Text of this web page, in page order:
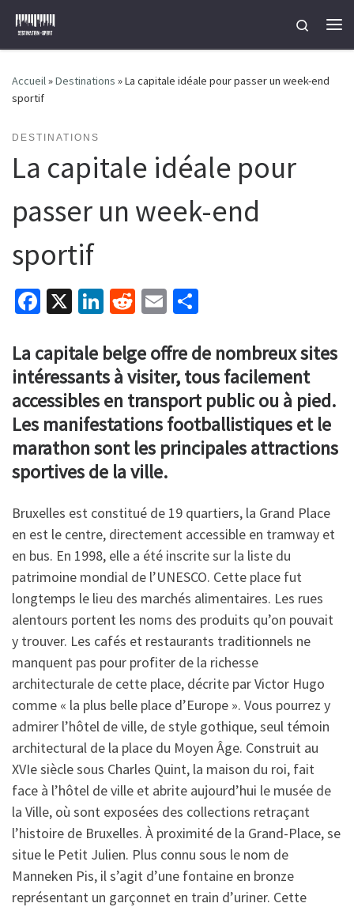
Passer au contenu
Search
Accueil»Destinations »La capitale idéale pour passer un week-end
sportif
DESTINATIONS
La capitale idéale pour
passer un week-end
sportif
Fa
b
o
o
k
X
Li
ke
dI
n
R
d
di
t
E
ai
l
ta
ge
r
La capitale belge offre de nombreux sites
intéressants à visiter, tous facilement
accessibles en transport public ou à pied.
Les manifestations footballistiques et le
marathon sont les principales attractions
sportives de la ville.
Bruxelles est constitué de 19 quartiers, la Grand Place
en est le centre, directement accessible en tramway et
en bus. En 1998, elle a été inscrite sur la liste du
patrimoine mondial de l’UNESCO. Cette place fut
longtemps le lieu des marchés alimentaires. Les rues
alentours portent les noms des produits qu’on pouvait
y trouver. Les cafés et restaurants traditionnels ne
manquent pas pour profiter de la richesse
architecturale de cette place, décrite par Victor Hugo
comme « la plus belle place d’Europe ». Vous pourrez y
admirer l’hôtel de ville, de style gothique, seul témoin
architectural de la place du Moyen Âge. Construit au
XVIe siècle sous Charles Quint, la maison du roi, fait
face à l’hôtel de ville et abrite aujourd’hui le musée de
la Ville, où sont exposées des collections retraçant
l’histoire de Bruxelles. À proximité de la Grand-Place, se
situe le Petit Julien. Plus connu sous le nom de
Manneken Pis, il s’agit d’une fontaine en bronze
représentant un garçonnet en train d’uriner. Cette